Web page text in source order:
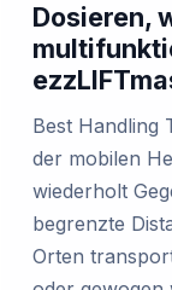
Dosieren,
Best Handling
der mobilen
wiederholt
begrenzte
Orten